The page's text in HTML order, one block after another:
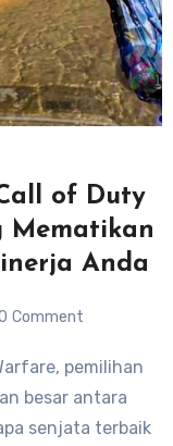
of Duty
Mematikan
Anda
Comment
besar antara
senjata terbaik